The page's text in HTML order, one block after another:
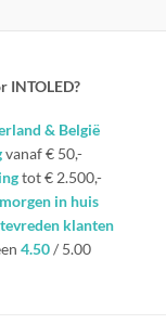
INTOLED?
& België
vanaf € 50,-
tot € 2.500,-
morgen in huis
klanten
4.50/ 5.00